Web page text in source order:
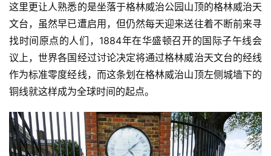
这里更让人熟悉的是坐落于格林威治公园山顶的格林威治天
文台，虽然早已遭启用，但仍然每天迎来送往着不断前来寻
找时间原点的人们，1884年在华盛顿召开的国际子午线会
议上，世界各国经过讨论决定将通过格林威治天文台的经线
作为标准零度经线，而这条划在格林威治山顶左侧城墙下的
铜线就这样成为全球时间的起点。